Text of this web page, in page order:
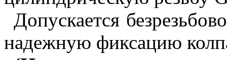
Допускается
надежную фиксацию